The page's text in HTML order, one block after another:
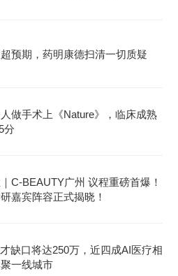
预期，药明康德扫清一切质疑
做手术上《Nature》，临床成熟
分
C-BEAUTY广州 议程重磅首爆！
嘉宾阵容正式揭晓！
缺口将达250万，近四成AI医疗相
一线城市